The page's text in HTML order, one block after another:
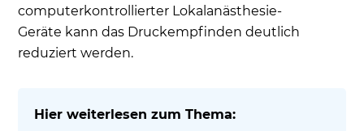
computerkontrollierter Lokalanästhesie-
Geräte kann das Druckempfinden deutlich
reduziert werden.